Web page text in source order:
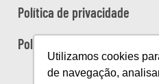
Utilizamos cookies
de navegação,
Política de privacidade
Política de cookies